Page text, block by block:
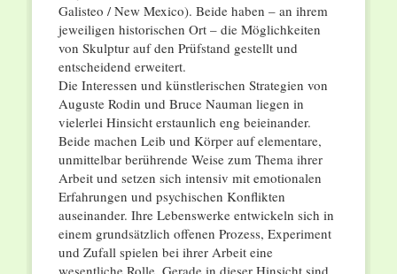
Galisteo / New Mexico). Beide haben – an ihrem
jeweiligen historischen Ort – die Möglichkeiten
von Skulptur auf den Prüfstand gestellt und
entscheidend erweitert.
Die Interessen und künstlerischen Strategien von
Auguste Rodin und Bruce Nauman liegen in
vielerlei Hinsicht erstaunlich eng beieinander.
Beide machen Leib und Körper auf elementare,
unmittelbar berührende Weise zum Thema ihrer
Arbeit und setzen sich intensiv mit emotionalen
Erfahrungen und psychischen Konflikten
auseinander. Ihre Lebenswerke entwickeln sich in
einem grundsätzlich offenen Prozess, Experiment
und Zufall spielen bei ihrer Arbeit eine